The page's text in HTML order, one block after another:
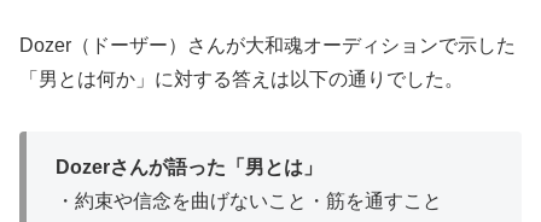
Dozer（ドーザー）さんが大和魂オーディションで示した
「男とは何か」に対する答えは以下の通りでした。
Dozerさんが語った「男とは」
・約束や信念を曲げないこと・筋を通すこと